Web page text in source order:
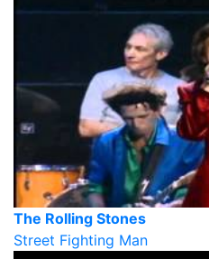
The Rolling Stones
Street Fighting Man